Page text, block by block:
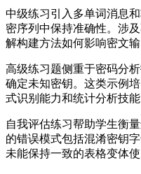
中级练习引入多单词消息
密序列中保持准确性。涉
解构建方法如何影响密文输
高级练习题侧重于密码分
确定未知密钥。这类示例
式识别能力和统计分析技能
自我评估练习帮助学生衡
的错误模式包括混淆密钥
未能保持一致的表格变体使